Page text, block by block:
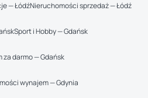
— ŁódźNieruchomości sprzedaż — Łódź
Sport i Hobby — Gdańsk
za darmo — Gdańsk
wynajem — Gdynia